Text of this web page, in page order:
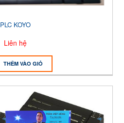
PLC KOYO
Liên hệ
THÊM VÀO GIỎ